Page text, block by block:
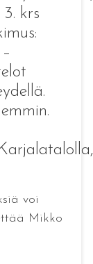
3. krs
voi
Mikko